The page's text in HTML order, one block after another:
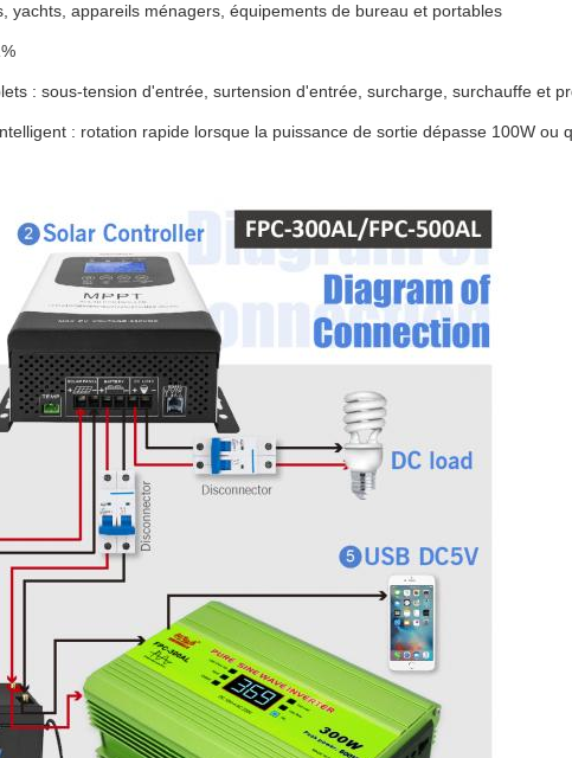
yachts, appareils ménagers, équipements de bureau et portables
: sous-tension d'entrée, surtension d'entrée, surcharge, surchauffe et
: rotation rapide lorsque la puissance de sortie dépasse 100W